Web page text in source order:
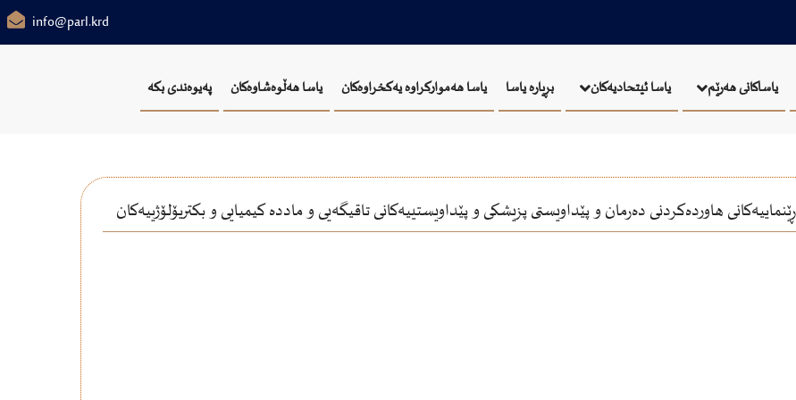
info@parl.krd
یاساکانی هەرێم یاسا ئيتحاديەكان بڕیارە یاسا یاسا هەموارکراوە یەکخراوەکان یاسا هەڵوەشاوەکان پەیوەندی بکە